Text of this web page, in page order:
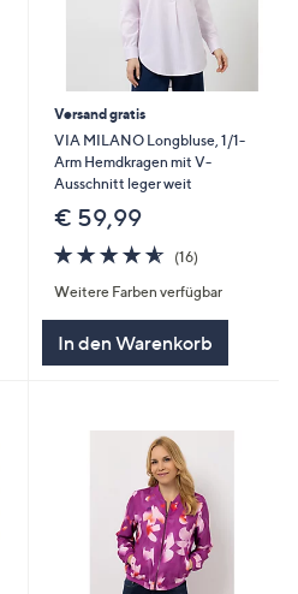
Versand gratis
VIA MILANO Longbluse, 1/1-
Arm Hemdkragen mit V-
Ausschnitt leger weit
€ 59,99
4.6
von
5
(16)
Weitere Farben verfügbar
In den Warenkorb